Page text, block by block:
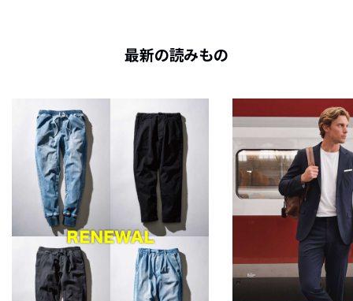
最新の読みもの